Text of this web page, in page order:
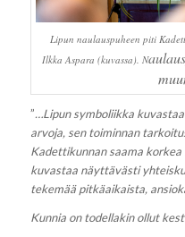
Lipun naulauspuheen piti
Ilkka Aspara (kuvassa). N
”…Lipun symboliikka
arvoja, sen toiminnan
Kadettikunnan saama
kuvastaa näyttävästi
tekemää pitkäaikaista,
Kunnia on todellakin ollut